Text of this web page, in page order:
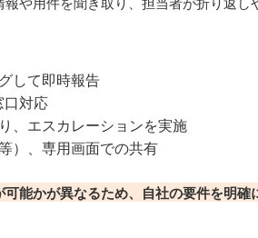
して即時報告
口対応
、エスカレーションを実施
）、専用画面での共有
能かが異なるため、自社の要件を明